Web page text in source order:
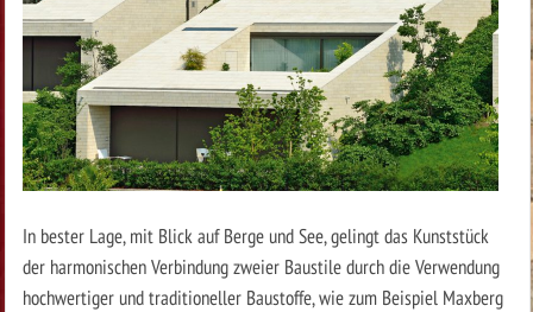
In bester Lage, mit Blick auf Berge und See, gelingt das Kunststück
der harmonischen Verbindung zweier Baustile durch die Verwendung
hochwertiger und traditioneller Baustoffe, wie zum Beispiel Maxberg